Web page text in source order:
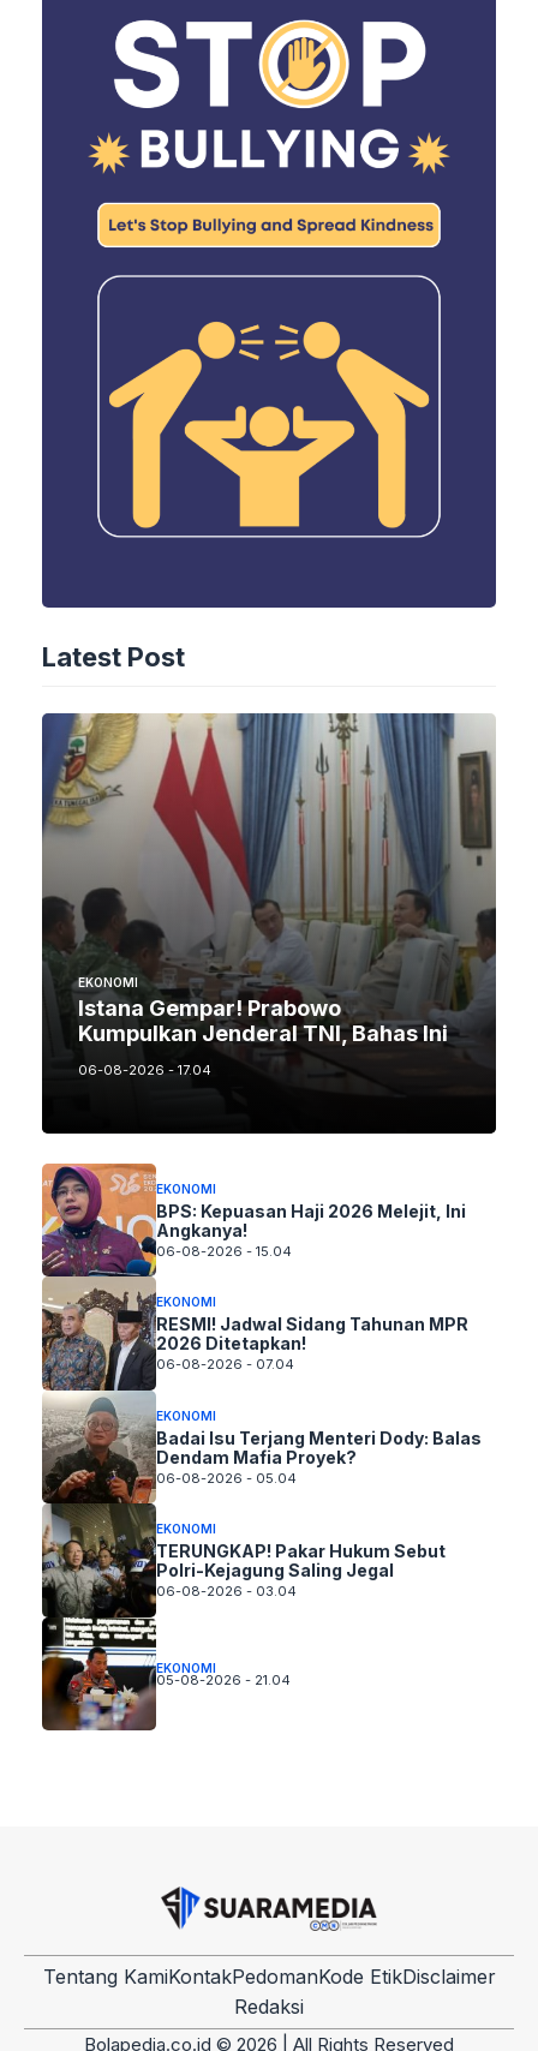
Latest Post
EKONOMI
Istana Gempar! Prabowo
Kumpulkan Jenderal TNI, Bahas Ini
06-08-2026 - 17.04
EKONOMI
BPS: Kepuasan Haji 2026 Melejit, Ini
Angkanya!
06-08-2026 - 15.04
EKONOMI
RESMI! Jadwal Sidang Tahunan MPR
2026 Ditetapkan!
06-08-2026 - 07.04
EKONOMI
Badai Isu Terjang Menteri Dody: Balas
Dendam Mafia Proyek?
06-08-2026 - 05.04
EKONOMI
TERUNGKAP! Pakar Hukum Sebut
Polri-Kejagung Saling Jegal
06-08-2026 - 03.04
EKONOMI
05-08-2026 - 21.04
Tentang KamiKontakPedomanKode EtikDisclaimer
Redaksi
Bolapedia.co.id © 2026 | All Rights Reserved